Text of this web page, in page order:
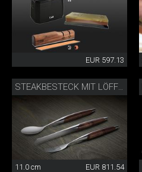
EUR 597.13
11.0 cm EUR 811.54